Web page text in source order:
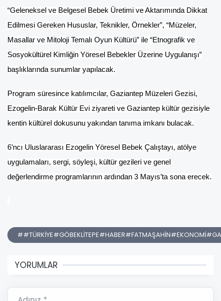
“Geleneksel ve Belgesel Bebek Üretimi ve Aktarımında Dikkat
Edilmesi Gereken Hususlar, Teknikler, Örnekler”, “Müzeler,
Masallar ve Mitoloji Temalı Oyun Kültürü” ile “Etnografik ve
Sosyokültürel Kimliğin Yöresel Bebekler Üzerine Uygulanışı”
başlıklarında sunumlar yapılacak.
Program süresince katılımcılar, Gaziantep Müzeleri Gezisi,
Ezogelin-Barak Kültür Evi ziyareti ve Gaziantep kültür gezisiyle
kentin kültürel dokusunu yakından tanıma imkanı bulacak.
6’ncı Uluslararası Ezogelin Yöresel Bebek Çalıştayı, atölye
uygulamaları, sergi, söyleşi, kültür gezileri ve genel
değerlendirme programlarının ardından 3 Mayıs’ta sona erecek.
YORUMLAR